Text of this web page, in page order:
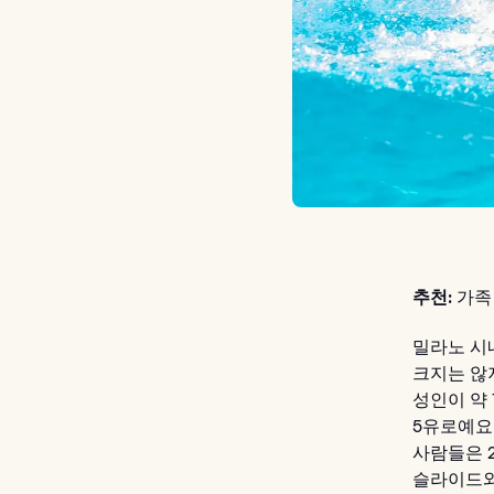
추천: 가족
밀라노 시
크지는 않
성인이 약
5유로예
사람들은
슬라이드